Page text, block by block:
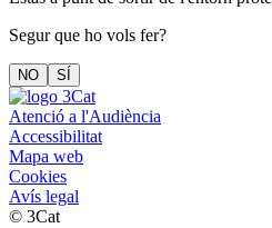
Segur que ho vols fer?
NO SÍ
Atenció a l'Audiència
Accessibilitat
Mapa web
Cookies
Avís legal
© 3Cat